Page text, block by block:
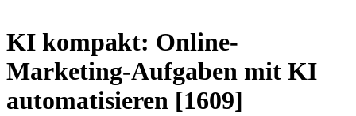
KI kompakt: Online-
Marketing-Aufgaben mit KI
automatisieren [1609]